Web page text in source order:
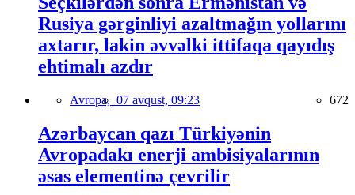
Rusiya gərginliyi azaltmağın yollarını
axtarır, lakin əvvəlki ittifaqa qayıdış
ehtimalı azdır
Avropa, 07 avqust, 09:23 672
Azərbaycan qazı Türkiyənin
Avropadakı enerji ambisiyalarının
əsas elementinə çevrilir